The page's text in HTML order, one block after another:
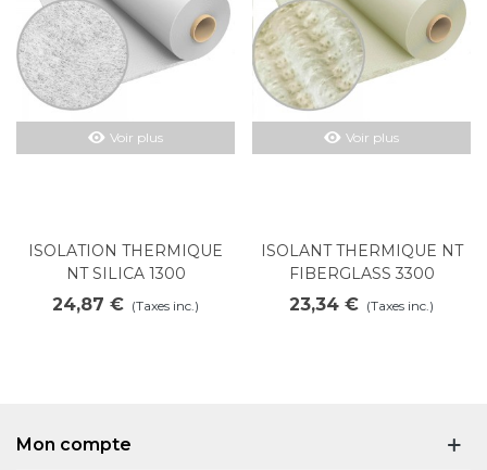
Voir plus
ISOLATION THERMIQUE
NT SILICA 1300
24,87 € (Taxes inc.)
Voir plus
ISOLANT THERMIQUE NT
FIBERGLASS 3300
23,34 € (Taxes inc.)
Mon compte